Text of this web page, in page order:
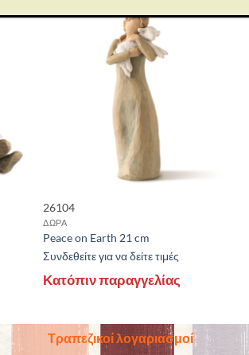
26104
ΔΩΡΑ
Peace on Earth 21 cm
Συνδεθείτε για να δείτε τιμές
Κατόπιν παραγγελίας
Τραπεζικοί λογαριασμοί